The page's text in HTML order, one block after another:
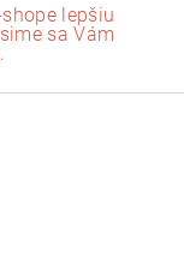
lepšiu
sa Vám